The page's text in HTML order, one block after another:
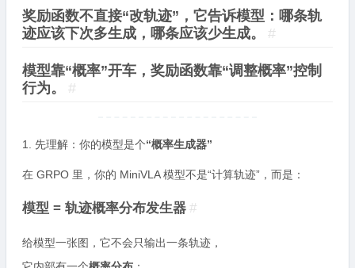
奖励函数不直接“改轨迹”，它告诉模型：哪条轨
迹应该下次多生成，哪条应该少生成。
#
模型靠“概率”开车，奖励函数靠“调整概率”控制
行为。
#
1. 先理解：你的模型是个“概率生成器”
在 GRPO 里，你的 MiniVLA 模型不是“计算轨迹”，而是：
模型 = 轨迹概率分布发生器 #
给模型一张图，它不会只输出一条轨迹，